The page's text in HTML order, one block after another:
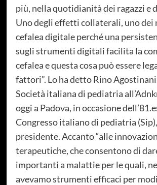
più, nella quotidianità dei ragazzi e
Uno degli effetti collaterali, uno dei
cefalea digitale perché una
sugli strumenti digitali facilita la
cefalea e questa cosa può essere
fattori”. Lo ha detto Rino
Società italiana di pediatria
oggi a Padova, in occasione
Congresso italiano di pediatria
presidente. Accanto “alle
terapeutiche, che consentono di
importanti a malattie per le quali,
avevamo strumenti efficaci per